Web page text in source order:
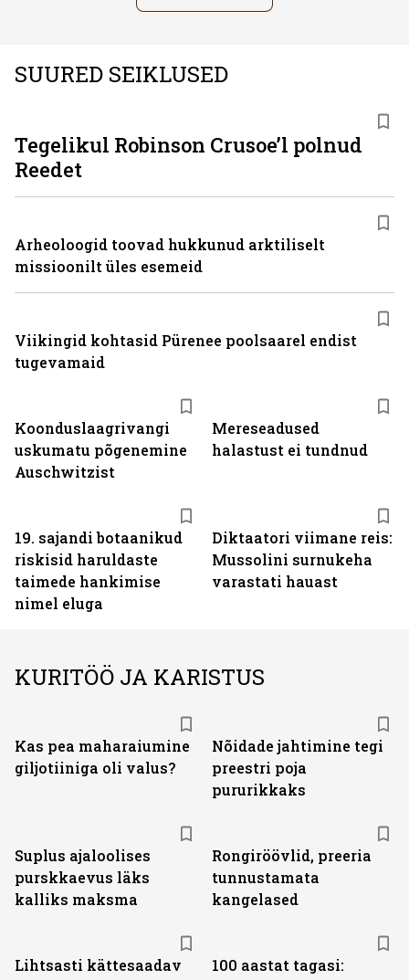
SUURED SEIKLUSED
Koonduslaagrivangi
uskumatu põgenemine
Auschwitzist
Mereseadused
halastust ei tundnud
19. sajandi botaanikud
riskisid haruldaste
taimede hankimise
nimel eluga
Diktaatori viimane reis:
Mussolini surnukeha
varastati hauast
Tegelikul Robinson Crusoe’l polnud
Reedet
Arheoloogid toovad hukkunud arktiliselt
missioonilt üles esemeid
Viikingid kohtasid Pürenee poolsaarel endist
tugevamaid
KURITÖÖ JA KARISTUS
Kas pea maharaiumine
giljotiiniga oli valus?
Nõidade jahtimine tegi
preestri poja
pururikkaks
Suplus ajaloolises
purskkaevus läks
kalliks maksma
Rongiröövlid, preeria
tunnustamata
kangelased
Lihtsasti kättesaadav
100 aastat tagasi: